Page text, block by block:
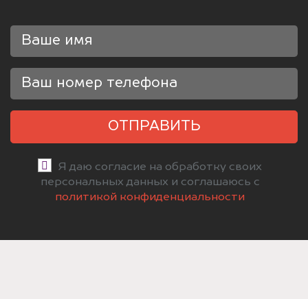
ОТПРАВИТЬ
Я даю согласие на обработку своих
персональных данных и соглашаюсь с
политикой конфиденциальности